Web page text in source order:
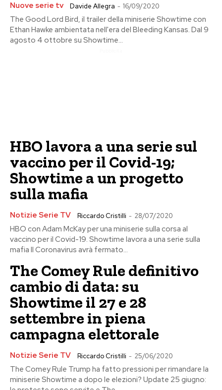
Nuove serie tv Davide Allegra - 16/09/2020
The Good Lord Bird, il trailer della miniserie Showtime con
Ethan Hawke ambientata nell'era del Bleeding Kansas. Dal 9
agosto 4 ottobre su Showtime...
HBO lavora a una serie sul
vaccino per il Covid-19;
Showtime a un progetto
sulla mafia
Notizie Serie TV Riccardo Cristilli - 28/07/2020
HBO con Adam McKay per una miniserie sulla corsa al
vaccino per il Covid-19. Showtime lavora a una serie sulla
mafia Il Coronavirus avrà fermato...
The Comey Rule definitivo
cambio di data: su
Showtime il 27 e 28
settembre in piena
campagna elettorale
Notizie Serie TV Riccardo Cristilli - 25/06/2020
The Comey Rule Trump ha fatto pressioni per rimandare la
miniserie Showtime a dopo le elezioni? Update 25 giugno: